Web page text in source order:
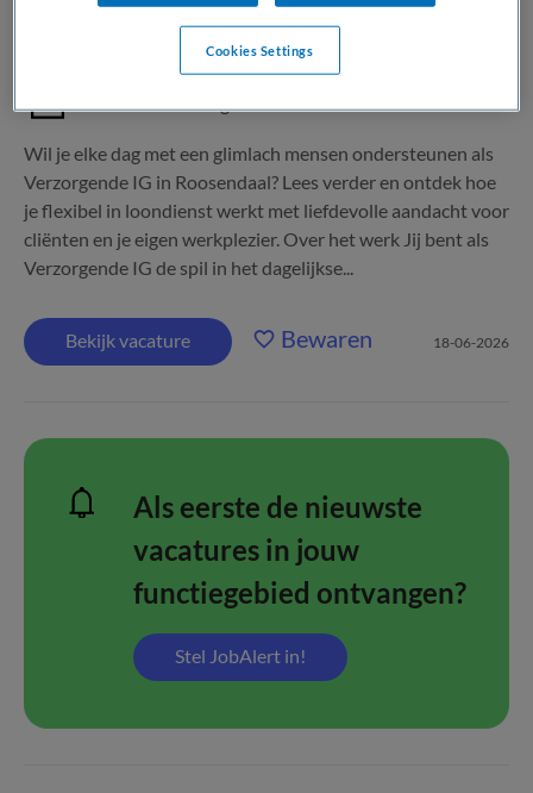
MBO
Vaste aanstelling
Wil je elke dag met een glimlach mensen ondersteunen als
Verzorgende IG in Roosendaal? Lees verder en ontdek hoe
je flexibel in loondienst werkt met liefdevolle aandacht voor
cliënten en je eigen werkplezier. Over het werk Jij bent als
Verzorgende IG de spil in het dagelijkse...
Bekijk vacature Bewaren 18-06-2026
Als eerste de nieuwste
vacatures in jouw
functiegebied ontvangen?
Stel JobAlert in!
Cookies Settings